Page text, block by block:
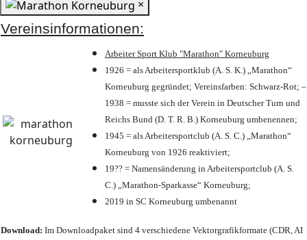
×
Vereinsinformationen:
Arbeiter Sport Klub "Marathon" Korneuburg
1926 = als Arbeitersportklub (A. S. K.) „Marathon“
Korneuburg gegründet; Vereinsfarben: Schwarz-Rot; –
1938 = musste sich der Verein in Deutscher Turn und
Reichs Bund (D. T. R. B.) Korneuburg umbenennen;
1945 = als Arbeitersportclub (A. S. C.) „Marathon“
Korneuburg von 1926 reaktiviert;
19?? = Namensänderung in Arbeitersportclub (A. S.
C.) „Marathon-Sparkasse“ Korneuburg;
2019 in SC Korneuburg umbenannt
Download: Im Downloadpaket sind 4 verschiedene Vektorgrafikformate (CDR, AI